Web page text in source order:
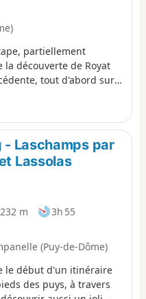
partiellement
découverte de Royat
tout d'abord sur
puis à travers les rues
d'une belle
de retour sur
centre de Chamalières.
- Laschamps par
Lassolas
m
3h 55
(Puy-de-Dôme)
le début d'un itinéraire
des puys, à travers